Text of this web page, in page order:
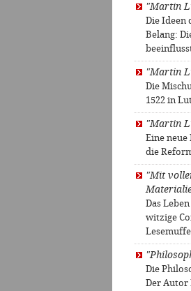
"Martin
Die Ideen
Belang:
"Martin
Die
1522 in
"Martin
Eine
die
"Mit
Das
witzige
Die
Der Autor